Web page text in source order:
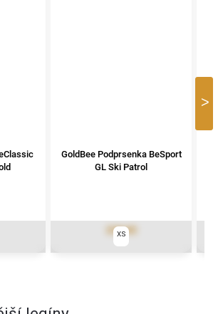
GoldBee Podprsenka BeSport
GL Ski Patrol
239 Kč
XS